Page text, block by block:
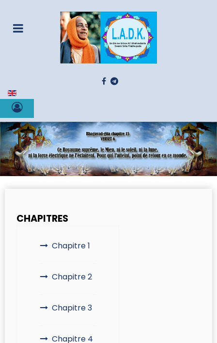
Sélectionnez votre langue
CHAPITRES
Chapitre 1
Chapitre 2
Chapitre 3
Chapitre 4